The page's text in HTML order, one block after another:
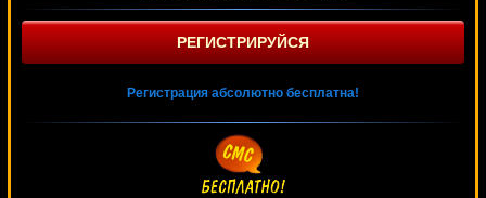
РЕГИСТРИРУЙСЯ
Регистрация абсолютно бесплатна!